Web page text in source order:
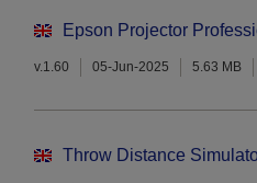
Epson Projector
v.1.60 05-Jun-2025 5.63 MB
Throw Distance